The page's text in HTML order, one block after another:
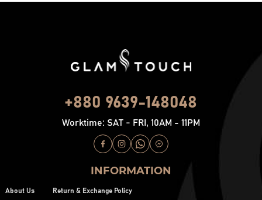
+880 9639-148048
Worktime: SAT - FRI, 10AM - 11PM
INFORMATION
About Us
Return & Exchange Policy